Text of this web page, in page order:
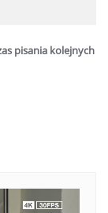
pisania kolejnych